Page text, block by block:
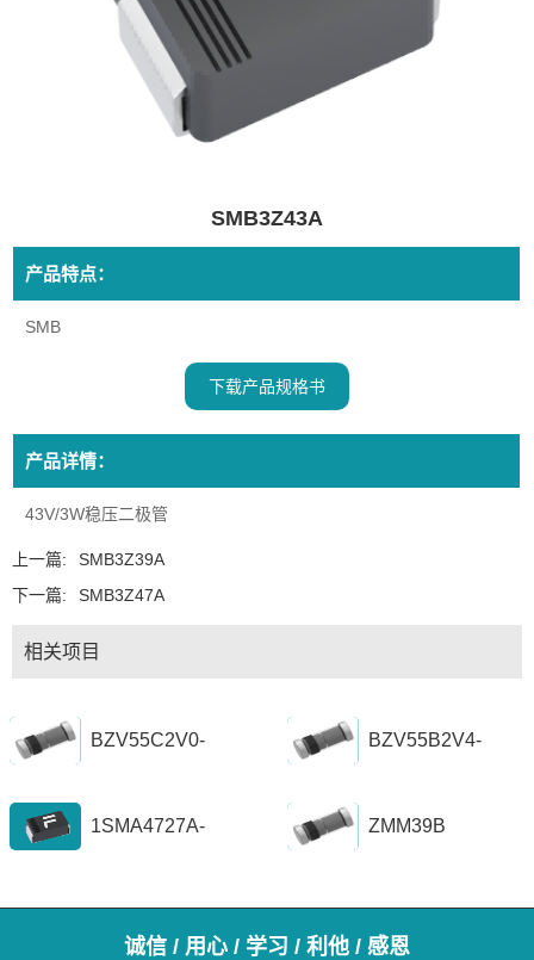
SMB3Z43A
产品特点：
SMB
下载产品规格书
产品详情：
43V/3W稳压二极管
上一篇:
SMB3Z39A
下一篇:
SMB3Z47A
相关项目
BZV55C2V0- BZV55B2V4-
1SMA4727A-
ZMM39B
诚信 / 用心 / 学习 / 利他 / 感恩